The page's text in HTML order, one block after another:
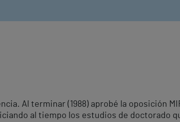
Al terminar (1988) aprobé la oposición
al tiempo los estudios de doctorado